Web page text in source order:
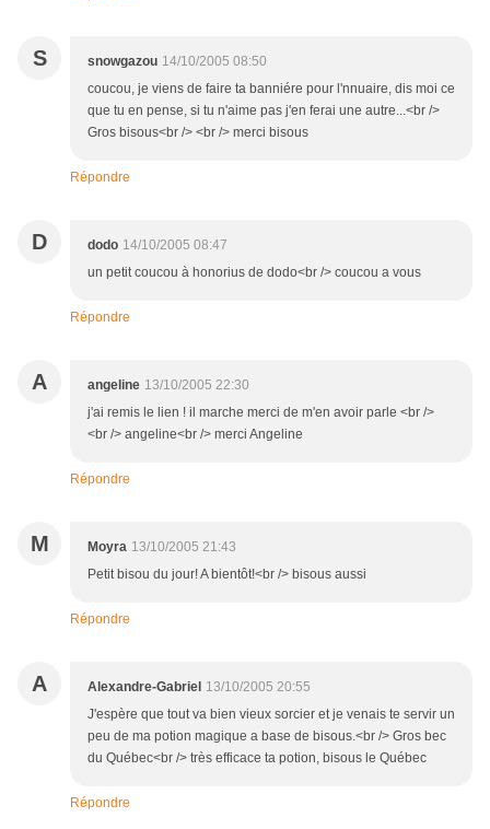
S snowgazou 14/10/2005 08:50
coucou, je viens de faire ta banniére pour l'nnuaire, dis moi ce
que tu en pense, si tu n'aime pas j'en ferai une autre...<br />
Gros bisous<br /> <br /> merci bisous
Répondre
D dodo 14/10/2005 08:47
un petit coucou à honorius de dodo<br /> coucou a vous
Répondre
A angeline 13/10/2005 22:30
j'ai remis le lien ! il marche merci de m'en avoir parle <br />
<br /> angeline<br /> merci Angeline
Répondre
M Moyra 13/10/2005 21:43
Petit bisou du jour! A bientôt!<br /> bisous aussi
Répondre
A Alexandre-Gabriel 13/10/2005 20:55
J'espère que tout va bien vieux sorcier et je venais te servir un
peu de ma potion magique a base de bisous.<br /> Gros bec
du Québec<br /> très efficace ta potion, bisous le Québec
Répondre